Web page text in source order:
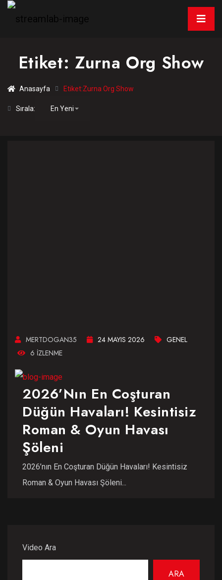
Etiket: Zurna Org Show
Anasayfa Etiket:Zurna Org Show
Sırala:
MERTDOGAN35 24 MAYIS 2026
GENEL
6 IZLENME
2026’nın En Coşturan
Düğün Havaları! Kesintisiz
Roman & Oyun Havası
Şöleni
2026’nın En Coşturan Düğün Havaları! Kesintisiz
Roman & Oyun Havası Şöleni...
Video Ara
ARA